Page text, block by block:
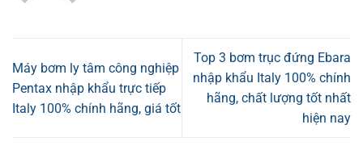
Máy bơm ly tâm công nghiệp
Pentax nhập khẩu trực tiếp
Italy 100% chính hãng, giá tốt
Top 3 bơm trục đứng Ebara
nhập khẩu Italy 100% chính
hãng, chất lượng tốt nhất
hiện nay